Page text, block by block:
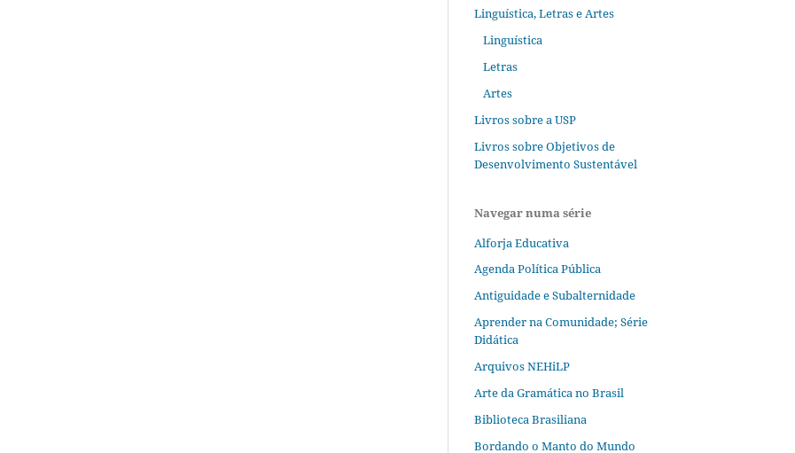
Linguística, Letras e Artes
Linguística
Letras
Artes
Livros sobre a USP
Livros sobre Objetivos de
Desenvolvimento Sustentável
Navegar numa série
Alforja Educativa
Agenda Política Pública
Antiguidade e Subalternidade
Aprender na Comunidade; Série
Didática
Arquivos NEHiLP
Arte da Gramática no Brasil
Biblioteca Brasiliana
Bordando o Manto do Mundo